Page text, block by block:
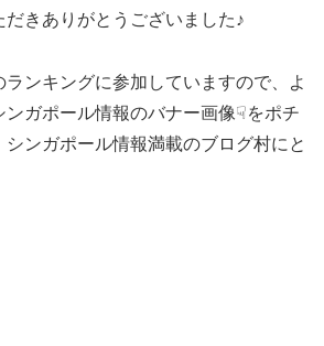
きありがとうございました♪
ランキングに参加していますので、よ
ンガポール情報のバナー画像☟をポチ
シンガポール情報満載のブログ村にと